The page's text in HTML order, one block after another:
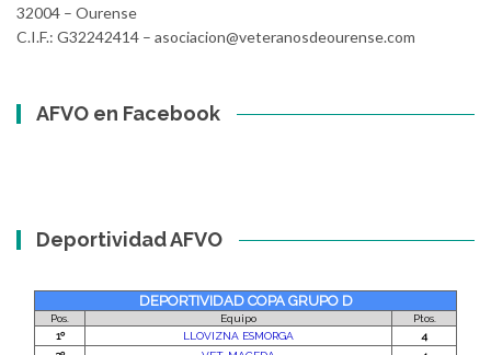
32004 – Ourense
C.I.F.: G32242414 – asociacion@veteranosdeourense.com
AFVO en Facebook
Deportividad AFVO